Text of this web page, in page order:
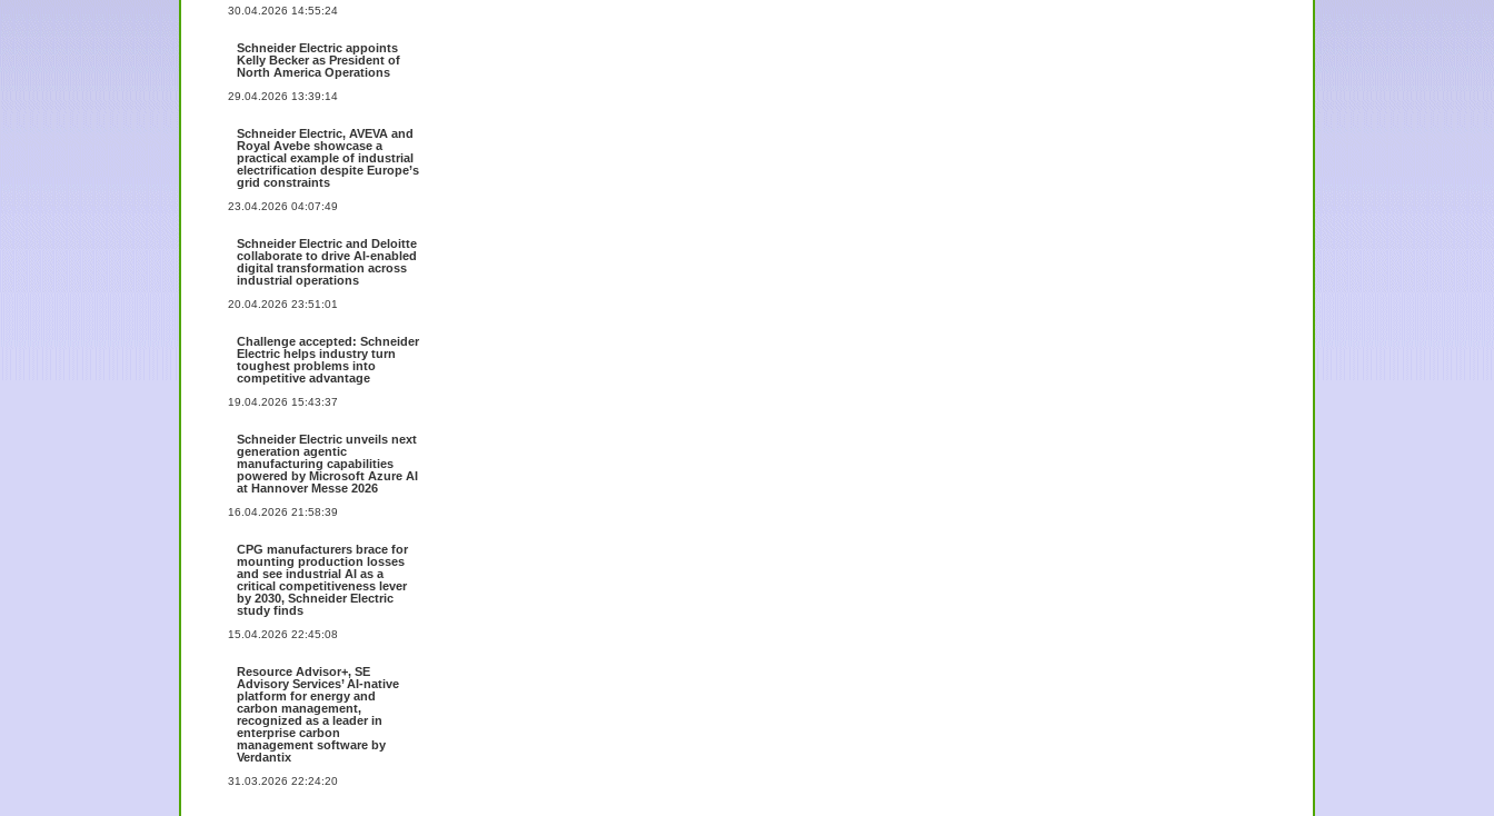
30.04.2026 14:55:24
Schneider Electric appoints
Kelly Becker as President of
North America Operations
29.04.2026 13:39:14
Schneider Electric, AVEVA and
Royal Avebe showcase a
practical example of industrial
electrification despite Europe’s
grid constraints
23.04.2026 04:07:49
Schneider Electric and Deloitte
collaborate to drive AI-enabled
digital transformation across
industrial operations
20.04.2026 23:51:01
Challenge accepted: Schneider
Electric helps industry turn
toughest problems into
competitive advantage
19.04.2026 15:43:37
Schneider Electric unveils next
generation agentic
manufacturing capabilities
powered by Microsoft Azure AI
at Hannover Messe 2026
16.04.2026 21:58:39
CPG manufacturers brace for
mounting production losses
and see industrial AI as a
critical competitiveness lever
by 2030, Schneider Electric
study finds
15.04.2026 22:45:08
Resource Advisor+, SE
Advisory Services’ AI-native
platform for energy and
carbon management,
recognized as a leader in
enterprise carbon
management software by
Verdantix
31.03.2026 22:24:20